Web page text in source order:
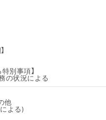
別事項】
の状況による
他
よる)